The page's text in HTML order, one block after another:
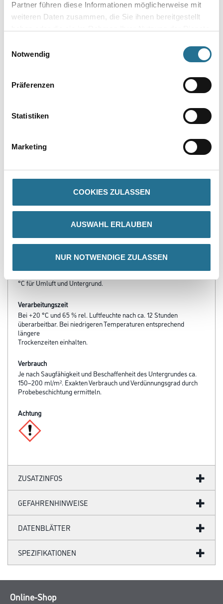
Partner führen diese Informationen möglicherweise mit
weiteren Daten zusammen, die Sie ihnen bereitgestellt
Notwendig
Präferenzen
Statistiken
Marketing
COOKIES ZULASSEN
AUSWAHL ERLAUBEN
NUR NOTWENDIGE ZULASSEN
- Alkalibremse bei mineralischen Putzen
- Nespri-TEC fähig
- Haftvermittelnd auf schwach saugenden Untergründen
Pilze und Algen
Verarbeitungstemp./Luftfeuchte
Untere Temperaturgrenze bei der Verarbeitung und Trocknung:+5
°C für Umluft und Untergrund.
Verarbeitungszeit
Bei +20 °C und 65 % rel. Luftfeuchte nach ca. 12 Stunden
überarbeitbar. Bei niedrigeren Temperaturen entsprechend
längere
Trockenzeiten einhalten.
Verbrauch
Je nach Saugfähigkeit und Beschaffenheit des Untergrundes ca.
150–200 ml/m². Exakten Verbrauch und Verdünnungsgrad durch
Probebeschichtung ermitteln.
Achtung
ZUSATZINFOS
GEFAHRENHINWEISE
DATENBLÄTTER
SPEZIFIKATIONEN
Online-Shop